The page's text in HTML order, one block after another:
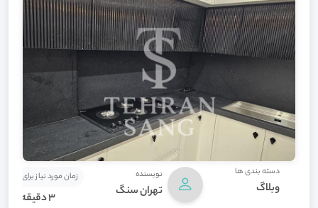
دسته بندی ها
وبلاگ
نویسنده
تهران سنگ
زمان مورد نیاز برای
3 دقیقه